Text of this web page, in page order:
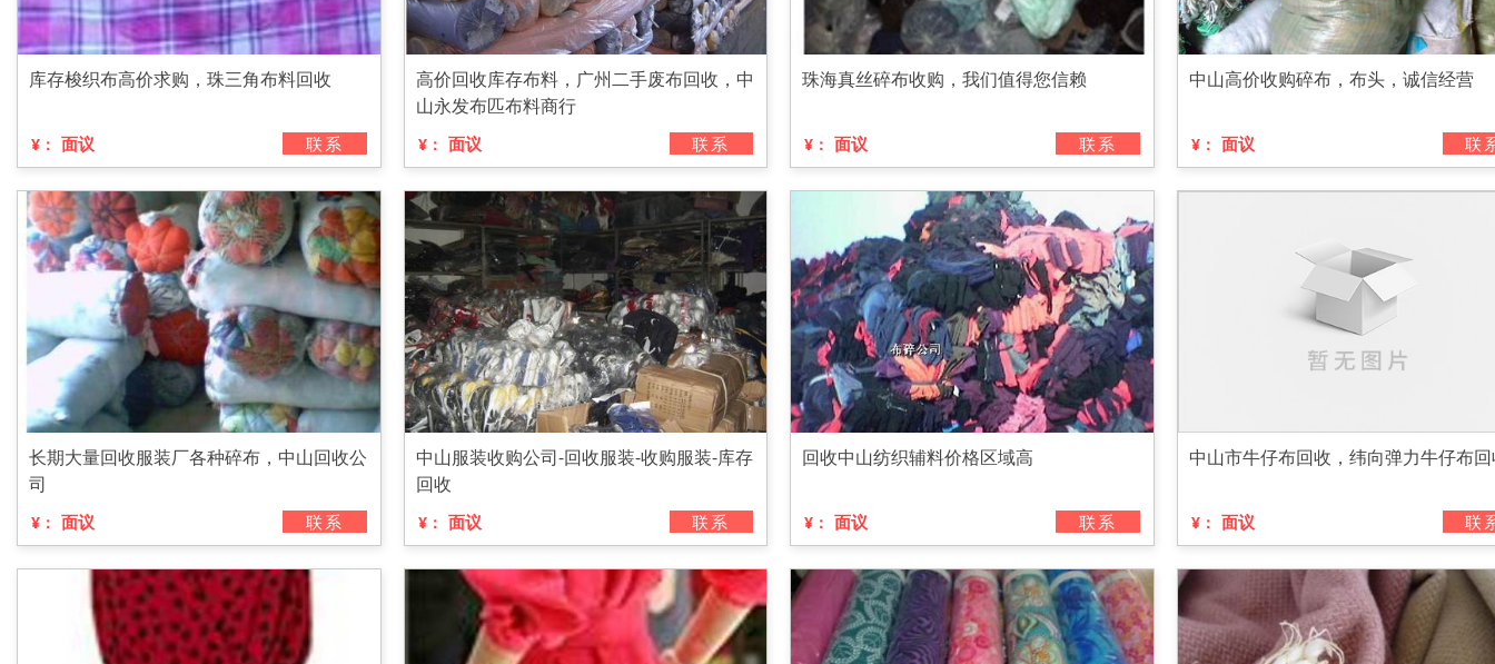
库存梭织布高价求购，珠三角布料回收
¥： 面议 联系
高价回收库存布料，广州二手废布回收，中
山永发布匹布料商行
¥： 面议 联系
珠海真丝碎布收购，我们值得您信赖
¥： 面议 联系
中山高价收购碎布，布头，诚信经营
¥： 面议 联
长期大量回收服装厂各种碎布，中山回收公
司
¥： 面议 联系
中山服装收购公司-回收服装-收购服装-库存
回收
¥： 面议 联系
回收中山纺织辅料价格区域高
¥： 面议 联系
中山市牛仔布回收，纬向弹力牛仔布
¥： 面议 联